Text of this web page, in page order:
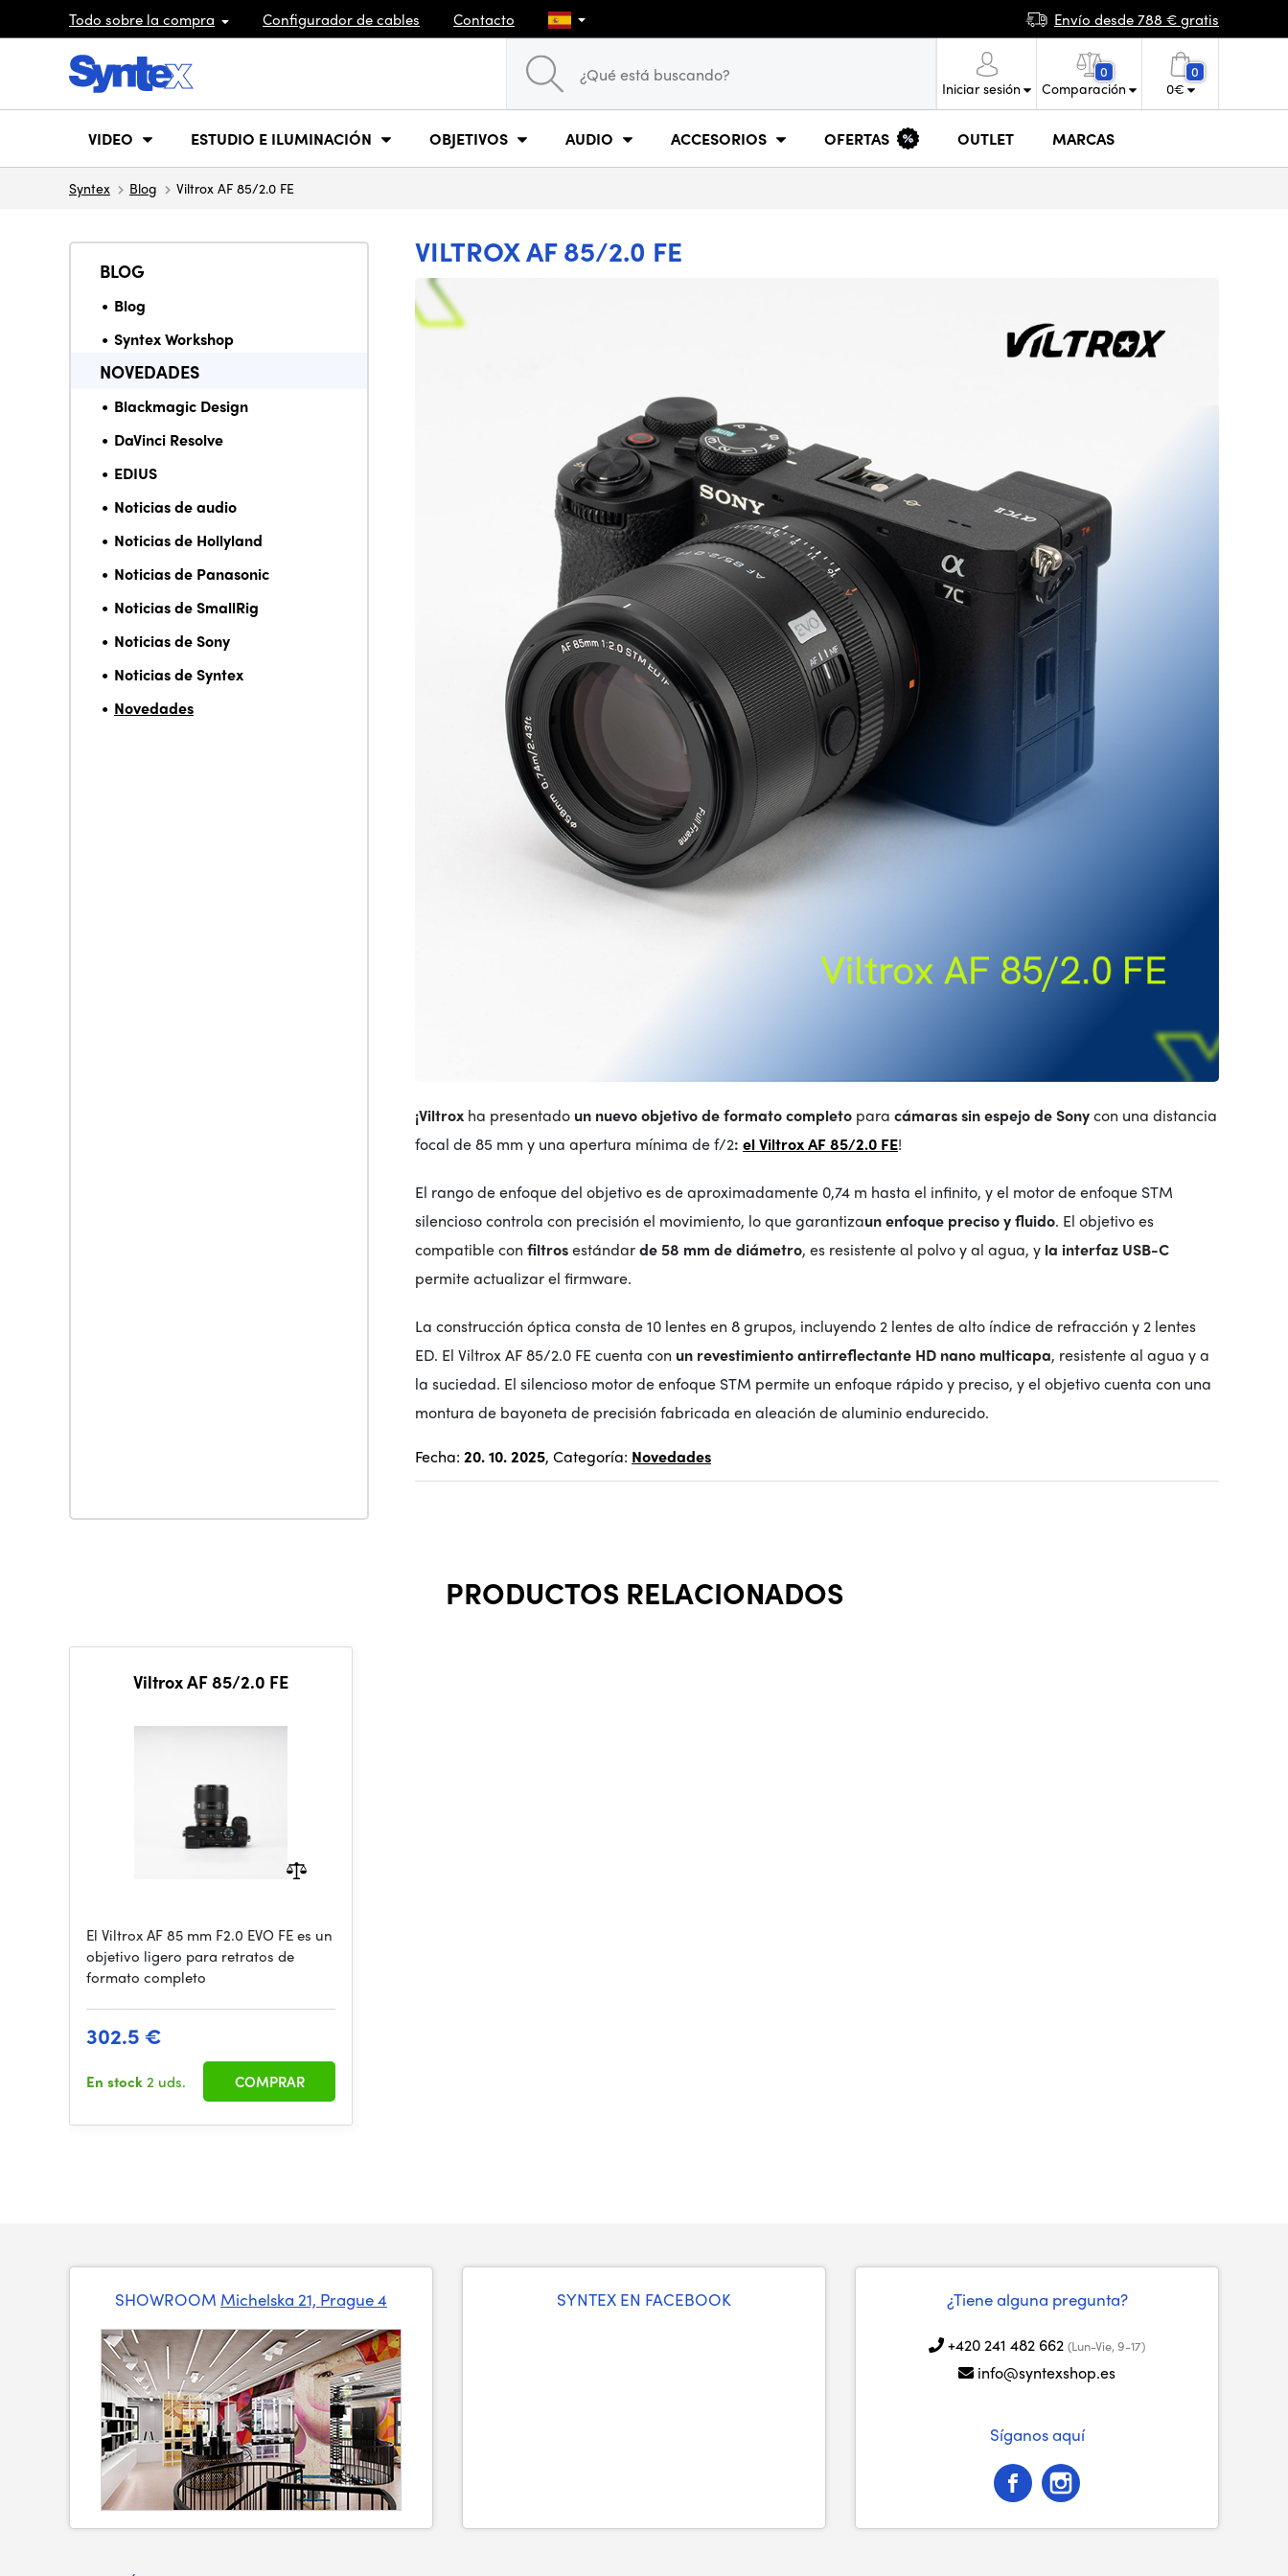
Todo sobre la compra Configurador de cables Contacto Envío desde 788 € gratis
Iniciar sesión
0
Comparación
0
0€
VIDEO ESTUDIO E ILUMINACIÓN OBJETIVOS AUDIO ACCESORIOS OFERTAS OUTLET MARCAS
Syntex Blog Viltrox AF 85/2.0 FE
VILTROX AF 85/2.0 FE
BLOG
Blog
Syntex Workshop
NOVEDADES
Blackmagic Design
DaVinci Resolve
EDIUS
Noticias de audio
Noticias de Hollyland
Noticias de Panasonic
Noticias de SmallRig
Noticias de Sony
Noticias de Syntex
Novedades
¡Viltrox ha presentado un nuevo objetivo de formato completo para cámaras sin espejo de Sonycon una distancia
focal de 85 mm y una apertura mínima de f/2: el Viltrox AF 85/2.0 FE!
El rango de enfoque del objetivo es de aproximadamente 0,74 m hasta el infinito, y el motor de enfoque STM
silencioso controla con precisión el movimiento, lo que garantizaun enfoque preciso y fluido. El objetivo es
compatible con filtrosestándarde 58 mm de diámetro, es resistente al polvo y al agua, y la interfaz USB-C
permite actualizar el firmware.
La construcción óptica consta de 10 lentes en 8 grupos, incluyendo 2 lentes de alto índice de refracción y 2 lentes
ED. El Viltrox AF 85/2.0 FE cuenta con un revestimiento antirreflectante HD nano multicapa, resistente al agua y a
la suciedad. El silencioso motor de enfoque STM permite un enfoque rápido y preciso, y el objetivo cuenta con una
montura de bayoneta de precisión fabricada en aleación de aluminio endurecido.
Fecha: 20. 10. 2025, Categoría: Novedades
PRODUCTOS RELACIONADOS
Viltrox AF 85/2.0 FE
El Viltrox AF 85 mm F2.0 EVO FE es un
objetivo ligero para retratos de
formato completo
302.5 €
En stock2 uds. COMPRAR
SHOWROOM Michelska 21, Prague 4 SYNTEX EN FACEBOOK ¿Tiene alguna pregunta?
+420 241 482 662 (Lun-Vie, 9-17)
info@syntexshop.es
Síganos aquí